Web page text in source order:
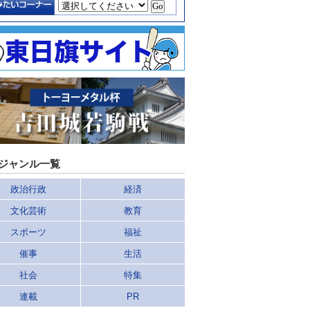
ャンル一覧
政治行政 経済
文化芸術 教育
スポーツ 福祉
催事 生活
社会 特集
連載 PR